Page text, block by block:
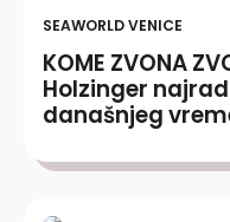
SEAWORLD VENICE
KOME ZVONA
Holzinger
današnjeg